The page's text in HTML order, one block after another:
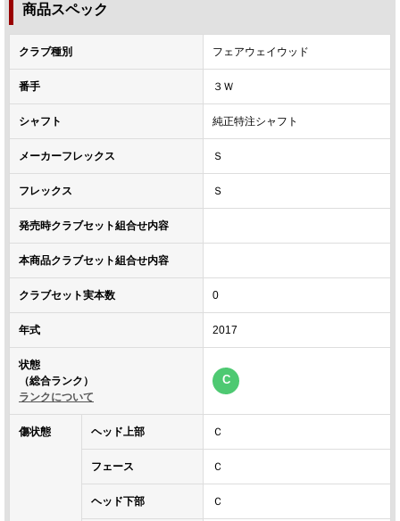
商品スペック
クラブ種別 フェアウェイウッド
番手 ３Ｗ
シャフト 純正特注シャフト
メーカーフレックス Ｓ
フレックス Ｓ
発売時クラブセット組合せ内容
本商品クラブセット組合せ内容
クラブセット実本数 0
年式 2017
状態
（総合ランク）
ランクについて
C
傷状態 ヘッド上部 Ｃ
フェース Ｃ
ヘッド下部 Ｃ